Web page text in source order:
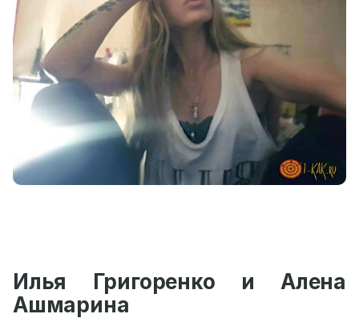
Илья Григоренко и Алена
Ашмарина